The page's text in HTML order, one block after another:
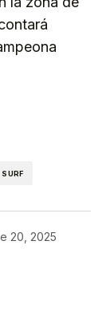
SURF
20, 2025